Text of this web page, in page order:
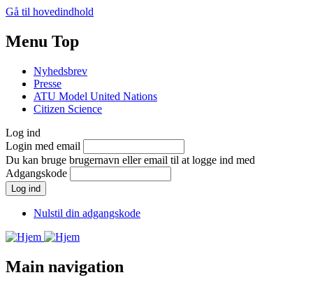
Gå til hovedindhold
Menu Top
Nyhedsbrev
Presse
ATU Model United Nations
Citizen Science
Log ind
Login med email
Du kan bruge brugernavn eller email til at logge ind med
Adgangskode
Nulstil din adgangskode
Main navigation